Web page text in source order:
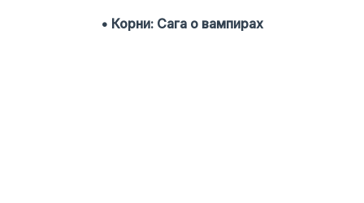
• Корни: Сага о вампирах